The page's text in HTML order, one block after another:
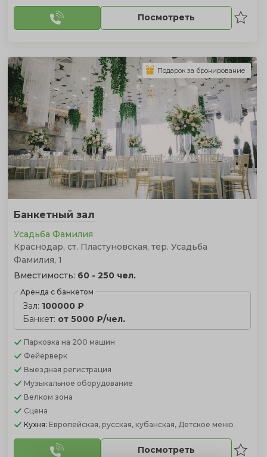
Посмотреть
Банкетный зал
Усадьба Фамилия
Краснодар, ст. Пластуновская, тер. Усадьба
Фамилия, 1
Вместимость: 60 - 250 чел.
Аренда с банкетом
Зал: 100000 ₽
Банкет: от 5000 ₽/чел.
Парковка на 200 машин
Фейерверк
Выездная регистрация
Музыкальное оборудование
Велком зона
Сцена
Кухня: Европейская, русская, кубанская, Детское меню
Посмотреть
Подарок за бронирование